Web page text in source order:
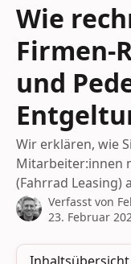
Wie
Firmen-
und
Wir erklären, wie
Mitarbeiter:innen
(Fahrrad Leasing)
Verfasst von
23. Februar